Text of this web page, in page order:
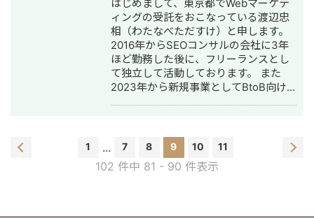
・生命保険販売資格 複数（一般課
程、応用課程、変額過程など） ・損害
保険販売資格 複数（基礎、火災、傷
害） ・情報保護オフィサー ・コンプラ
イアンス・オフィサー ・ビジネス法務
検定 ■実績 SEOライターとして累計
4,000本以上の記事に携わらせていただ
きました。構成作成から執筆、入稿ま
どの幅広い分野での業務対応も可能で
す。 略歴や資格の記載にもあるように
金融関係の知見・経験があるため、金
をおこないますので、お任せくださ
はじめまして、東京都でWebマーケテ
ィングの受託をおこなっている渡辺忠
相（わたなべただすけ）と申します。
2016年からSEOコンサルの会社に3年
ほど勤務した後に、フリーランスとし
て独立して活動しております。 また
2023年から新規事業としてBtoB向け
の運営もおこなっております。
1 ... 7 8 9 10 11
102 件中 81 - 90 件表示